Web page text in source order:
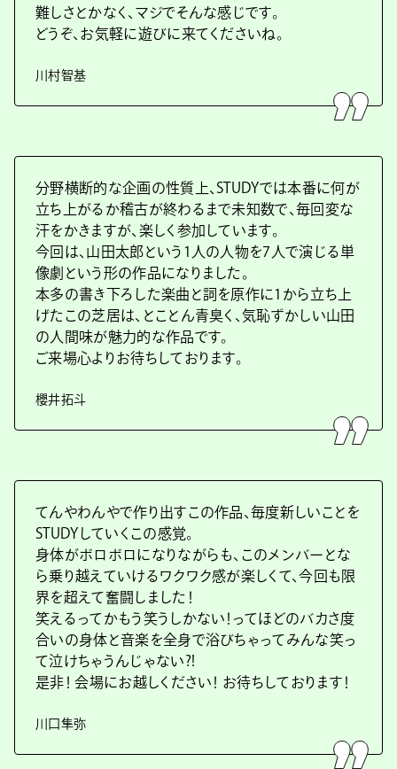
難しさとかなく、マジでそんな感じです。
どうぞ、お気軽に遊びに来てくださいね。
川村智基
分野横断的な企画の性質上、STUDYでは本番に何が
立ち上がるか稽古が終わるまで未知数で、毎回変な
汗をかきますが、楽しく参加しています。
今回は、山田太郎という1人の人物を7人で演じる単
像劇という形の作品になりました。
本多の書き下ろした楽曲と詞を原作に1から立ち上
げたこの芝居は、とことん青臭く、気恥ずかしい山田
の人間味が魅力的な作品です。
ご来場心よりお待ちしております。
櫻井拓斗
てんやわんやで作り出すこの作品、毎度新しいことを
STUDYしていくこの感覚。
身体がボロボロになりながらも、このメンバーとな
ら乗り越えていけるワクワク感が楽しくて、今回も限
界を超えて奮闘しました！
笑えるってかもう笑うしかない！ってほどのバカさ度
合いの身体と音楽を全身で浴びちゃってみんな笑っ
て泣けちゃうんじゃない?!
是非！ 会場にお越しください！ お待ちしております！
川口隼弥